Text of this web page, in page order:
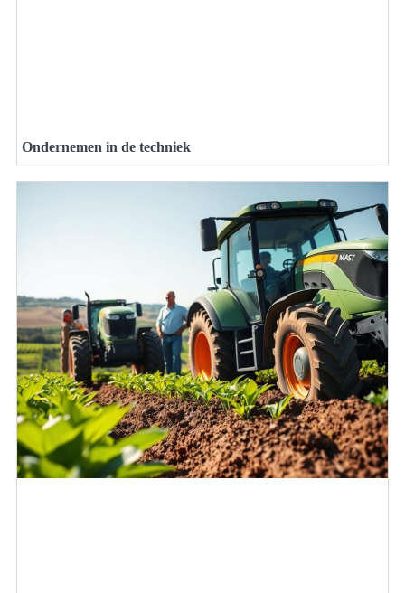
Ondernemen in de techniek